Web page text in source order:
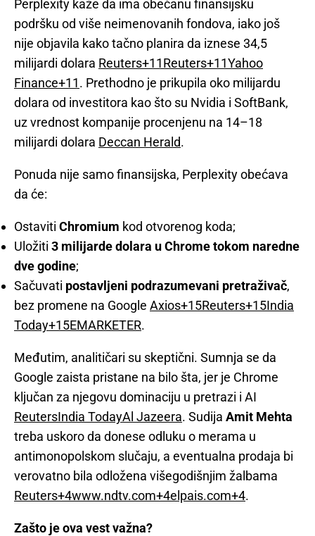
Perplexity kaže da ima obećanu finansijsku
podršku od više neimenovanih fondova, iako još
nije objavila kako tačno planira da iznese 34,5
milijardi dolara Reuters+11Reuters+11Yahoo
Finance+11. Prethodno je prikupila oko milijardu
dolara od investitora kao što su Nvidia i SoftBank,
uz vrednost kompanije procenjenu na 14–18
milijardi dolara Deccan Herald.
Ponuda nije samo finansijska, Perplexity obećava
da će:
Ostaviti Chromium kod otvorenog koda;
Uložiti 3 milijarde dolara u Chrome tokom naredne
dve godine;
Sačuvati postavljeni podrazumevani pretraživač,
bez promene na Google Axios+15Reuters+15India
Today+15EMARKETER.
Međutim, analitičari su skeptični. Sumnja se da
Google zaista pristane na bilo šta, jer je Chrome
ključan za njegovu dominaciju u pretrazi i AI
ReutersIndia TodayAl Jazeera. Sudija Amit Mehta
treba uskoro da donese odluku o merama u
antimonopolskom slučaju, a eventualna prodaja bi
verovatno bila odložena višegodišnjim žalbama
Reuters+4www.ndtv.com+4elpais.com+4.
Zašto je ova vest važna?